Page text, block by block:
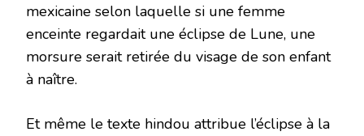
mexicaine selon laquelle si une femme
enceinte regardait une éclipse de Lune, une
morsure serait retirée du visage de son enfant
à naître.
Et même le texte hindou attribue l’éclipse à la